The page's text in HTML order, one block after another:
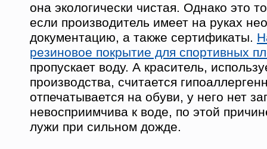
она экологически чистая. Однако это
если производитель имеет на руках
документацию, а также сертификаты.
резиновое покрытие для спортивных
пропускает воду. А краситель,
производства, считается
отпечатывается на обуви, у него нет
невосприимчива к воде, по этой
лужи при сильном дожде.